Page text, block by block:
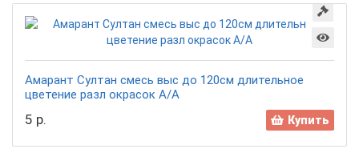
Амарант Султан смесь выс до 120см длительное
цветение разл окрасок А/А
5 р. Купить